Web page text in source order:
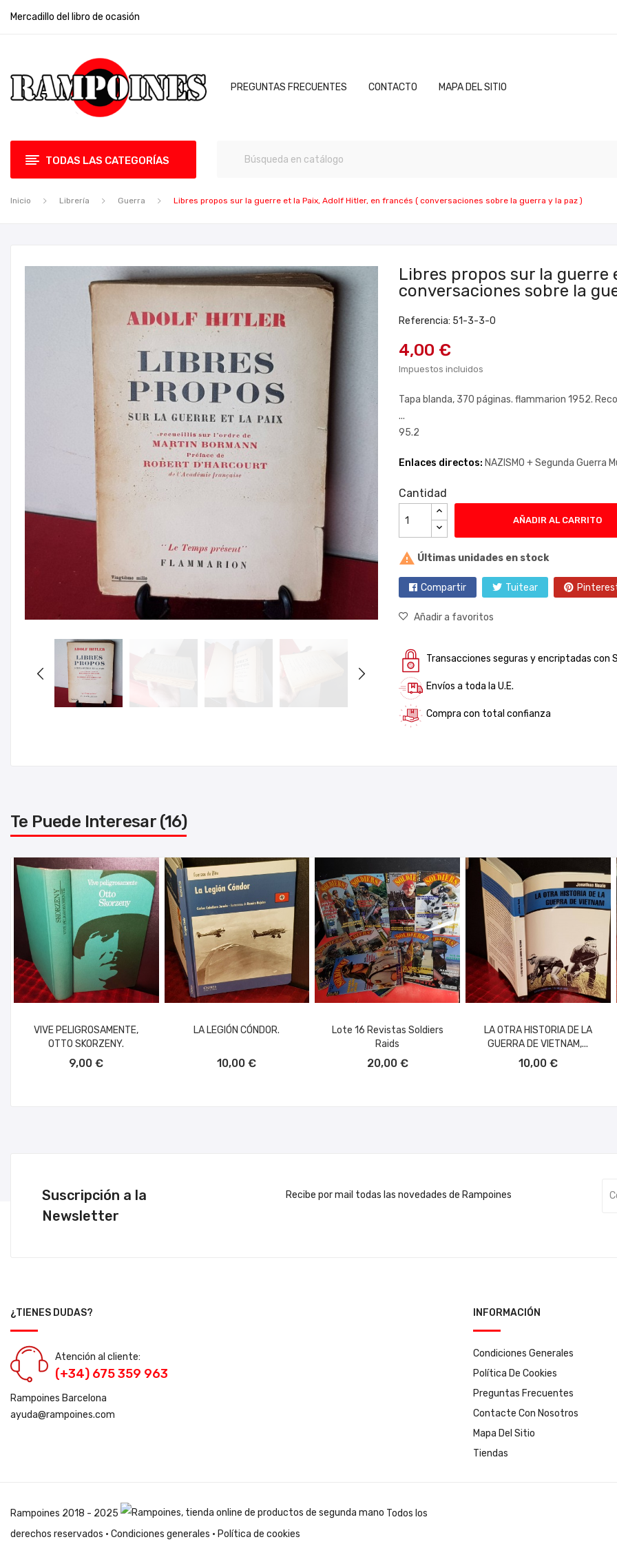
Mercadillo del libro de ocasión
PREGUNTAS FRECUENTES CONTACTO MAPA DEL SITIO
TODAS LAS CATEGORÍAS
Inicio Librería Guerra Libres propos sur la guerre et la Paix, Adolf Hitler, en francés ( conversaciones sobre la guerra y la paz )
Libres propos sur la guerre
conversaciones sobre la
Referencia: 51-3-3-0
4,00 €
Impuestos incluidos
Tapa blanda, 370 páginas. flammarion 1952.
...
95.2
Enlaces directos: NAZISMO +Segunda Guerra
Cantidad
AÑADIR AL CARRITO
 Últimas unidades en stock
Compartir Tuitear
Añadir a favoritos
Transacciones seguras y encriptadas con
Envíos a toda la U.E.
Compra con total confianza
Te Puede Interesar (16)
VIVE PELIGROSAMENTE,
OTTO SKORZENY.
9,00 €
LA LEGIÓN CÓNDOR.
10,00 €
Lote 16 Revistas Soldiers
Raids
20,00 €
LA OTRA HISTORIA DE LA
GUERRA DE VIETNAM,...
10,00 €
Suscripción a la
Newsletter
Recibe por mail todas las novedades de Rampoines
¿TIENES DUDAS?
Atención al cliente:
(+34) 675 359 963
Rampoines Barcelona
ayuda@rampoines.com
INFORMACIÓN
Condiciones Generales
Política De Cookies
Preguntas Frecuentes
Contacte Con Nosotros
Mapa Del Sitio
Tiendas
Rampoines 2018 - 2025
Todos los
derechos reservados · Condiciones generales · Política de cookies